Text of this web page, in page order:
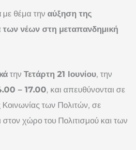
με θέμα την αύξηση της
νέων στη μεταπανδημική
την Τετάρτη 21 Ιουνίου, την
– 17.00, και απευθύνονται σε
των Πολιτών, σε
χώρο του Πολιτισμού και των